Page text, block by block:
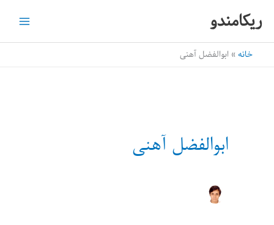
ریکامندو
خانه ابوالفضل آهنی
ابوالفضل آهنی